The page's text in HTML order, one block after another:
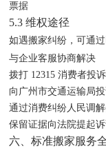
票据
5.3 维权途径
如遇搬家纠纷，可通
与企业客服协商解决
拨打 12315 消费者投
向广州市交通运输局
通过消费纠纷人民调
保留证据向法院提起
六、标准搬家服务